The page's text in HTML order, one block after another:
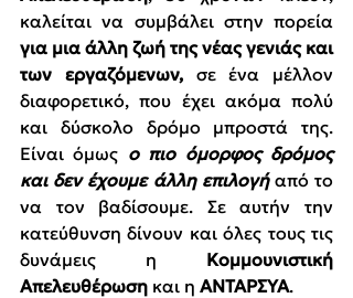
για μια άλλη ζωή της νέας γενιάς και
των εργαζόμενων, σε ένα μέλλον
διαφορετικό, που έχει ακόμα πολύ
και δύσκολο δρόμο μπροστά της.
Είναι όμως ο πιο όμορφος δρόμος
και δεν έχουμε άλλη επιλογή από το
να τον βαδίσουμε. Σε αυτήν την
κατεύθυνση δίνουν και όλες τους τις
δυνάμεις η Κομμουνιστική
Απελευθέρωση και η ΑΝΤΑΡΣΥΑ.